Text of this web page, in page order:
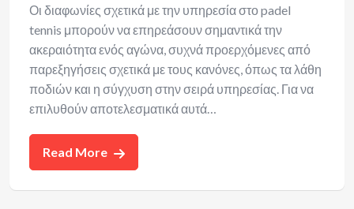
Οι διαφωνίες σχετικά με την υπηρεσία στο padel
tennis μπορούν να επηρεάσουν σημαντικά την
ακεραιότητα ενός αγώνα, συχνά προερχόμενες από
παρεξηγήσεις σχετικά με τους κανόνες, όπως τα λάθη
ποδιών και η σύγχυση στην σειρά υπηρεσίας. Για να
επιλυθούν αποτελεσματικά αυτά…
Read More